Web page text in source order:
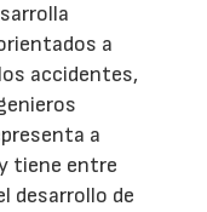
a
accidentes,
a
tiene entre
desarrollo de